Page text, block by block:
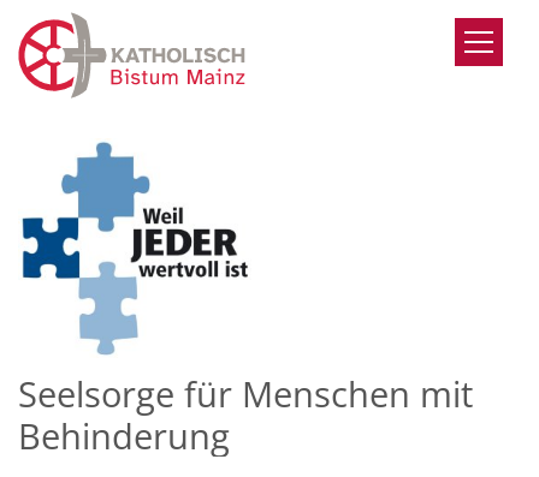
Zum Inhalt springen
Seelsorge für Menschen mit
Behinderung